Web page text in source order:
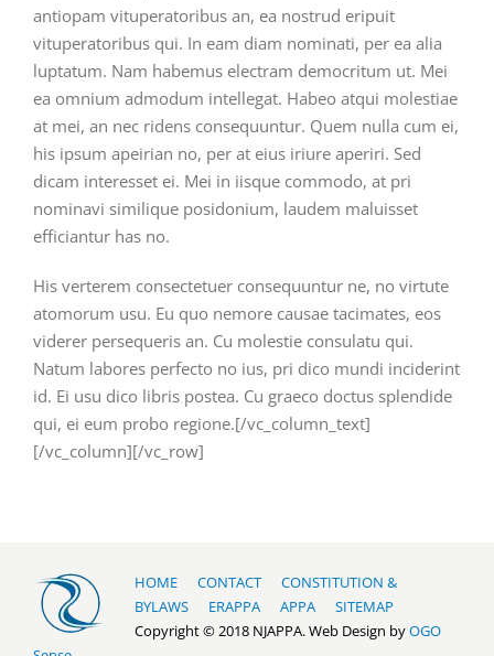
antiopam vituperatoribus an, ea nostrud eripuit
vituperatoribus qui. In eam diam nominati, per ea alia
luptatum. Nam habemus electram democritum ut. Mei
ea omnium admodum intellegat. Habeo atqui molestiae
at mei, an nec ridens consequuntur. Quem nulla cum ei,
his ipsum apeirian no, per at eius iriure aperiri. Sed
dicam interesset ei. Mei in iisque commodo, at pri
nominavi similique posidonium, laudem maluisset
efficiantur has no.
His verterem consectetuer consequuntur ne, no virtute
atomorum usu. Eu quo nemore causae tacimates, eos
viderer persequeris an. Cu molestie consulatu qui.
Natum labores perfecto no ius, pri dico mundi inciderint
id. Ei usu dico libris postea. Cu graeco doctus splendide
qui, ei eum probo regione.[/vc_column_text]
[/vc_column][/vc_row]
HOME CONTACT
CONSTITUTION &
BYLAWS
ERAPPA APPA
SITEMAP
Copyright © 2018 NJAPPA. Web Design byOGO